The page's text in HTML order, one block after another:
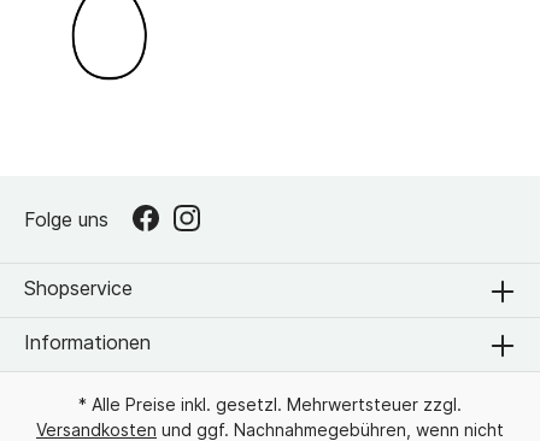
Folge uns
Shopservice
Informationen
* Alle Preise inkl. gesetzl. Mehrwertsteuer zzgl.
Versandkosten und ggf. Nachnahmegebühren, wenn nicht